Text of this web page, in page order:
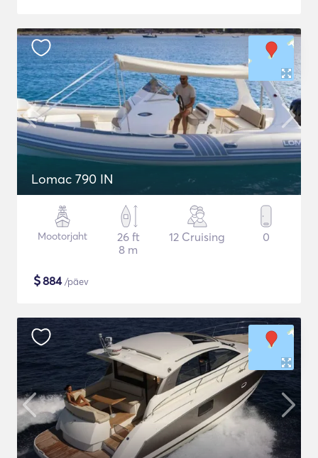
Lomac 790 IN
Mootorjaht
26 ft
8 m
12 Cruising 0
$884/päev